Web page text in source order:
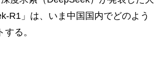
R1」は、いま中国国内でどのよう
る。